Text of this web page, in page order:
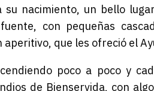
nacimiento, un bello
con pequeñas
que les ofreció el
poco a poco y
de Bienservida, con